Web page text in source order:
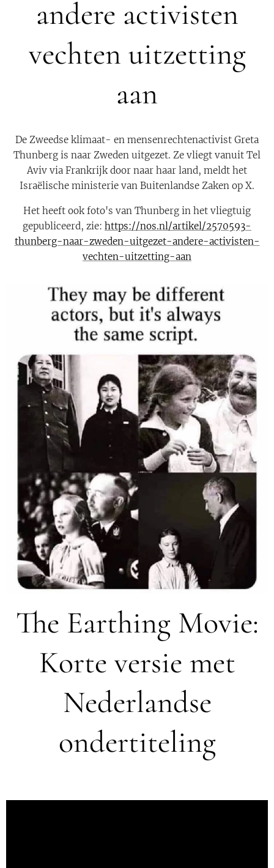
andere activisten
vechten uitzetting
aan
De Zweedse klimaat- en mensenrechtenactivist Greta
Thunberg is naar Zweden uitgezet. Ze vliegt vanuit Tel
Aviv via Frankrijk door naar haar land, meldt het
Israëlische ministerie van Buitenlandse Zaken op X.
Het heeft ook foto's van Thunberg in het vliegtuig
gepubliceerd, zie: https://nos.nl/artikel/2570593-
thunberg-naar-zweden-uitgezet-andere-activisten-
vechten-uitzetting-aan
The Earthing Movie:
Korte versie met
Nederlandse
ondertiteling